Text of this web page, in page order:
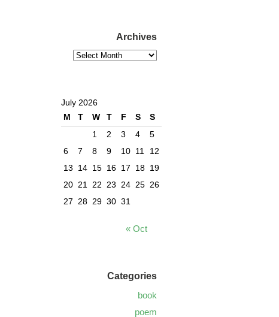
Archives
July 2026
M
T W T F S
S
1
2 3 4
5
6
7 8 9 10 11
12
13
14 15 16 17 18 19
20 21 22 23 24 25 26
27 28 29 30 31
« Oct
Categories
book
poem